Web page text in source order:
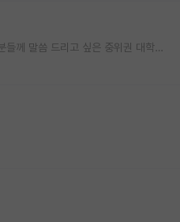
서울 중위권 교수로서 중하위권 학생분들께 말씀 드리고 싶은 중위권 대학 연구실의 강점